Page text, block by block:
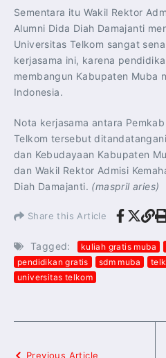
Sementara itu Wakil Rektor
Alumni Dida Diah Damajanti
Universitas Telkom sangat
kerjasama ini, karena
membangun Kabupaten Muba
Indonesia.
Nota kerjasama antara
Telkom tersebut
dan Kebudayaan Kabupaten
dan Wakil Rektor Admisi
Diah Damajanti. (maspril aries)
Share this Article
Tagged: kuliah gratis muba
pendidikan gratis
sdm muba
universitas telkom
Previous Article